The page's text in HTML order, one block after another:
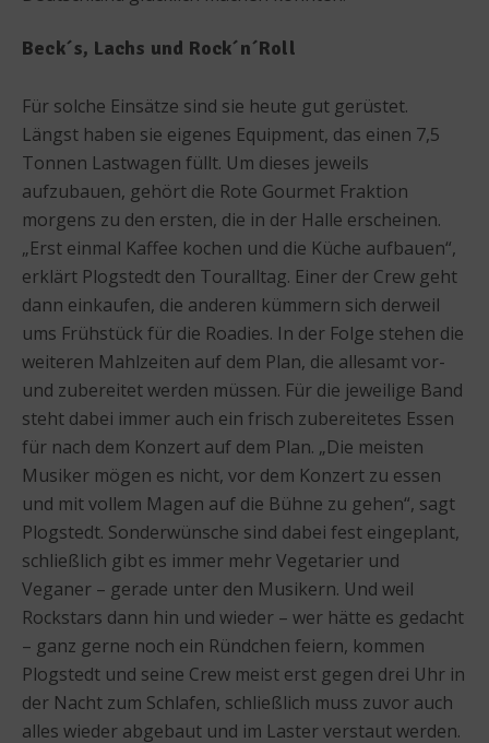
Beck´s, Lachs und Rock´n´Roll
Für solche Einsätze sind sie heute gut gerüstet.
Längst haben sie eigenes Equipment, das einen 7,5
Tonnen Lastwagen füllt. Um dieses jeweils
aufzubauen, gehört die Rote Gourmet Fraktion
morgens zu den ersten, die in der Halle erscheinen.
„Erst einmal Kaffee kochen und die Küche aufbauen“,
erklärt Plogstedt den Touralltag. Einer der Crew geht
dann einkaufen, die anderen kümmern sich derweil
ums Frühstück für die Roadies. In der Folge stehen die
weiteren Mahlzeiten auf dem Plan, die allesamt vor-
und zubereitet werden müssen. Für die jeweilige Band
steht dabei immer auch ein frisch zubereitetes Essen
für nach dem Konzert auf dem Plan. „Die meisten
Musiker mögen es nicht, vor dem Konzert zu essen
und mit vollem Magen auf die Bühne zu gehen“, sagt
Plogstedt. Sonderwünsche sind dabei fest eingeplant,
schließlich gibt es immer mehr Vegetarier und
Veganer – gerade unter den Musikern. Und weil
Rockstars dann hin und wieder – wer hätte es gedacht
– ganz gerne noch ein Ründchen feiern, kommen
Plogstedt und seine Crew meist erst gegen drei Uhr in
der Nacht zum Schlafen, schließlich muss zuvor auch
alles wieder abgebaut und im Laster verstaut werden.